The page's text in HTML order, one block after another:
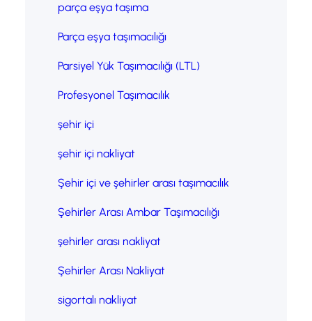
parça eşya taşıma
Parça eşya taşımacılığı
Parsiyel Yük Taşımacılığı (LTL)
Profesyonel Taşımacılık
şehir içi
şehir içi nakliyat
Şehir içi ve şehirler arası taşımacılık
Şehirler Arası Ambar Taşımacılığı
şehirler arası nakliyat
Şehirler Arası Nakliyat
sigortalı nakliyat